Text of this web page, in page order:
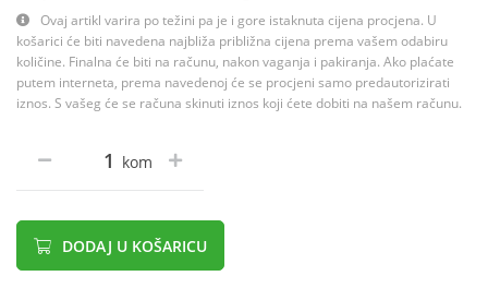
Ovaj artikl varira po težini pa je i gore istaknuta cijena procjena. U
košarici će biti navedena najbliža približna cijena prema vašem odabiru
količine. Finalna će biti na računu, nakon vaganja i pakiranja. Ako plaćate
putem interneta, prema navedenoj će se procjeni samo predautorizirati
iznos. S vašeg će se računa skinuti iznos koji ćete dobiti na našem računu.
kom
DODAJ U KOŠARICU